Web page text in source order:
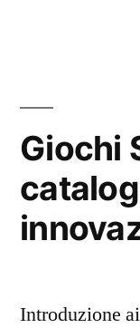
Giochi
Introduzione